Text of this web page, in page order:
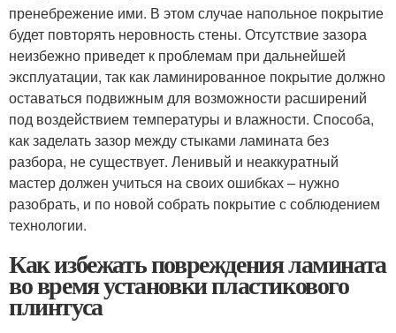
пренебрежение ими. В этом случае напольное покрытие
будет повторять неровность стены. Отсутствие зазора
неизбежно приведет к проблемам при дальнейшей
эксплуатации, так как ламинированное покрытие должно
оставаться подвижным для возможности расширений
под воздействием температуры и влажности. Способа,
как заделать зазор между стыками ламината без
разбора, не существует. Ленивый и неаккуратный
мастер должен учиться на своих ошибках – нужно
разобрать, и по новой собрать покрытие с соблюдением
технологии.
Как избежать повреждения ламината
во время установки пластикового
плинтуса